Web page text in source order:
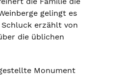
gelingt es
erzählt von
die üblichen
Monument